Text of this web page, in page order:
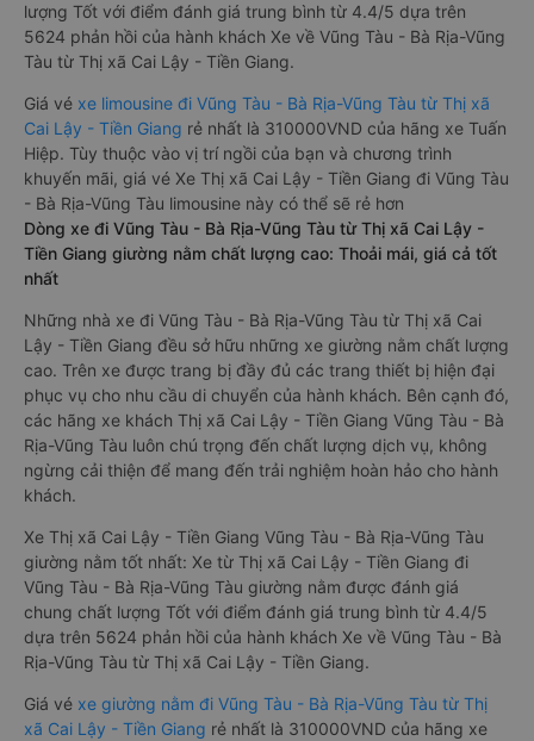
lượng Tốt với điểm đánh giá trung bình từ 4.4/5 dựa trên
5624 phản hồi của hành khách Xe về Vũng Tàu - Bà Rịa-Vũng
Tàu từ Thị xã Cai Lậy - Tiền Giang.
Giá vé xe limousine đi Vũng Tàu - Bà Rịa-Vũng Tàu từ Thị xã
Cai Lậy - Tiền Giang rẻ nhất là 310000VND của hãng xe Tuấn
Hiệp. Tùy thuộc vào vị trí ngồi của bạn và chương trình
khuyến mãi, giá vé Xe Thị xã Cai Lậy - Tiền Giang đi Vũng Tàu
- Bà Rịa-Vũng Tàu limousine này có thể sẽ rẻ hơn
Dòng xe đi Vũng Tàu - Bà Rịa-Vũng Tàu từ Thị xã Cai Lậy -
Tiền Giang giường nằm chất lượng cao: Thoải mái, giá cả tốt
nhất
Những nhà xe đi Vũng Tàu - Bà Rịa-Vũng Tàu từ Thị xã Cai
Lậy - Tiền Giang đều sở hữu những xe giường nằm chất lượng
cao. Trên xe được trang bị đầy đủ các trang thiết bị hiện đại
phục vụ cho nhu cầu di chuyển của hành khách. Bên cạnh đó,
các hãng xe khách Thị xã Cai Lậy - Tiền Giang Vũng Tàu - Bà
Rịa-Vũng Tàu luôn chú trọng đến chất lượng dịch vụ, không
ngừng cải thiện để mang đến trải nghiệm hoàn hảo cho hành
khách.
Xe Thị xã Cai Lậy - Tiền Giang Vũng Tàu - Bà Rịa-Vũng Tàu
giường nằm tốt nhất: Xe từ Thị xã Cai Lậy - Tiền Giang đi
Vũng Tàu - Bà Rịa-Vũng Tàu giường nằm được đánh giá
chung chất lượng Tốt với điểm đánh giá trung bình từ 4.4/5
dựa trên 5624 phản hồi của hành khách Xe về Vũng Tàu - Bà
Rịa-Vũng Tàu từ Thị xã Cai Lậy - Tiền Giang.
Giá vé xe giường nằm đi Vũng Tàu - Bà Rịa-Vũng Tàu từ Thị
xã Cai Lậy - Tiền Giang rẻ nhất là 310000VND của hãng xe